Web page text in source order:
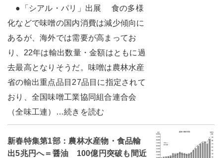
●「シアル・パリ」出展 食の多様
化などで味噌の国内消費は減少傾向に
あるが、海外では需要が高まってお
り、22年は輸出数量・金額はともに過
去最高となりそうだ。味噌は農林水産
省の輸出重点品目27品目に指定されて
おり、全国味噌工業協同組合連合会
（全味工連）…続きを読む
新春特集第1部：農林水産物・食品輸
出5兆円へ＝醤油 100億円突破も間近